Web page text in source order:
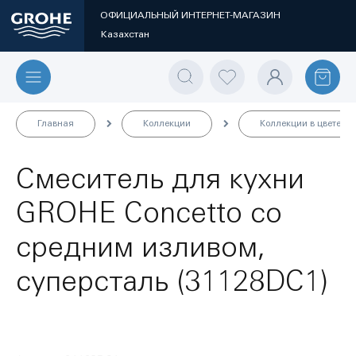
ОФИЦИАЛЬНЫЙ ИНТЕРНЕТ-МАГАЗИН
Казахстан
Главная Коллекции Коллекции в цвете
Смеситель для кухни
GROHE Concetto со
средним изливом,
суперсталь (31128DC1)